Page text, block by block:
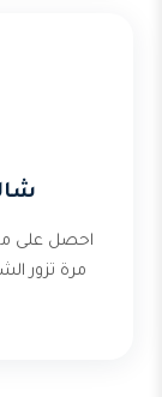
احصل على
مرة تزور